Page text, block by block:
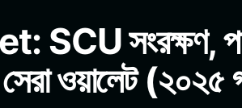
SCU সংরক্ষণ,
সেরা ওয়ালেট (২০২৫